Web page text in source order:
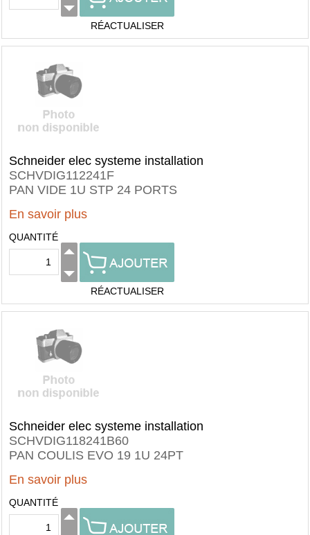
RÉACTUALISER
Schneider elec systeme installation
SCHVDIG112241F
PAN VIDE 1U STP 24 PORTS
En savoir plus
QUANTITÉ
RÉACTUALISER
Schneider elec systeme installation
SCHVDIG118241B60
PAN COULIS EVO 19 1U 24PT
En savoir plus
QUANTITÉ